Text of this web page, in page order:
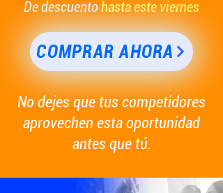
De descuentohasta este viernes
COMPRAR AHORA
No dejes que tus competidores
aprovechen esta oportunidad
antes que tú.